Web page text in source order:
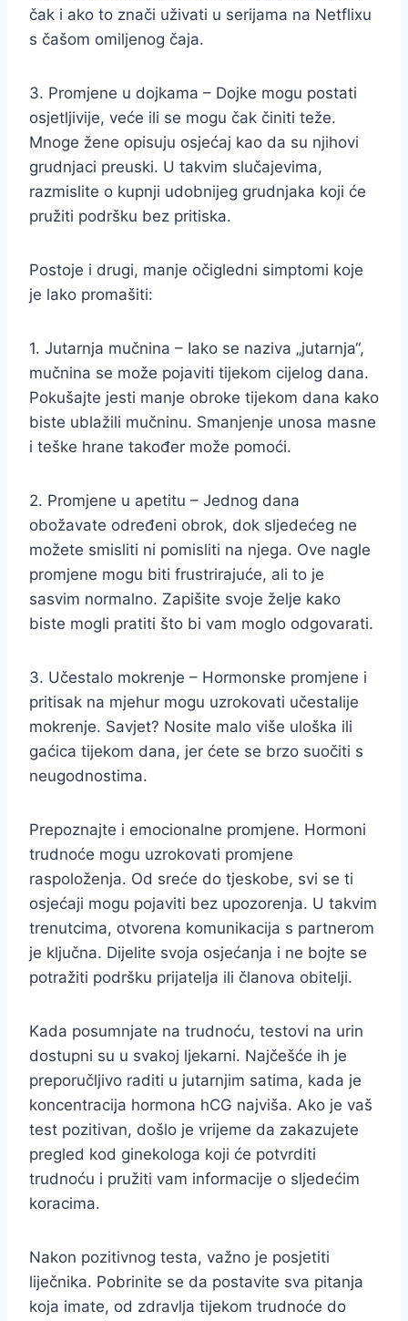
čak i ako to znači uživati u serijama na Netflixu
s čašom omiljenog čaja.
3. Promjene u dojkama – Dojke mogu postati
osjetljivije, veće ili se mogu čak činiti teže.
Mnoge žene opisuju osjećaj kao da su njihovi
grudnjaci preuski. U takvim slučajevima,
razmislite o kupnji udobnijeg grudnjaka koji će
pružiti podršku bez pritiska.
Postoje i drugi, manje očigledni simptomi koje
je lako promašiti:
1. Jutarnja mučnina – Iako se naziva „jutarnja“,
mučnina se može pojaviti tijekom cijelog dana.
Pokušajte jesti manje obroke tijekom dana kako
biste ublažili mučninu. Smanjenje unosa masne
i teške hrane također može pomoći.
2. Promjene u apetitu – Jednog dana
obožavate određeni obrok, dok sljedećeg ne
možete smisliti ni pomisliti na njega. Ove nagle
promjene mogu biti frustrirajuće, ali to je
sasvim normalno. Zapišite svoje želje kako
biste mogli pratiti što bi vam moglo odgovarati.
3. Učestalo mokrenje – Hormonske promjene i
pritisak na mjehur mogu uzrokovati učestalije
mokrenje. Savjet? Nosite malo više uloška ili
gaćica tijekom dana, jer ćete se brzo suočiti s
neugodnostima.
Prepoznajte i emocionalne promjene. Hormoni
trudnoće mogu uzrokovati promjene
raspoloženja. Od sreće do tjeskobe, svi se ti
osjećaji mogu pojaviti bez upozorenja. U takvim
trenutcima, otvorena komunikacija s partnerom
je ključna. Dijelite svoja osjećanja i ne bojte se
potražiti podršku prijatelja ili članova obitelji.
Kada posumnjate na trudnoću, testovi na urin
dostupni su u svakoj ljekarni. Najčešće ih je
preporučljivo raditi u jutarnjim satima, kada je
koncentracija hormona hCG najviša. Ako je vaš
test pozitivan, došlo je vrijeme da zakazujete
pregled kod ginekologa koji će potvrditi
trudnoću i pružiti vam informacije o sljedećim
koracima.
Nakon pozitivnog testa, važno je posjetiti
liječnika. Pobrinite se da postavite sva pitanja
koja imate, od zdravlja tijekom trudnoće do